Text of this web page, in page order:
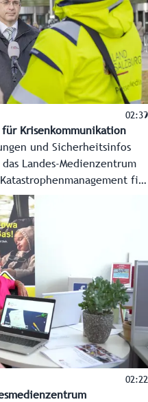
02:39
Krisenkommunikation
und Sicherheitsinfos
Landes-Medienzentrum
fix
Bindeglied zwischen
Die Redaktion arbeitet
für die Bevölkerung.
02:22